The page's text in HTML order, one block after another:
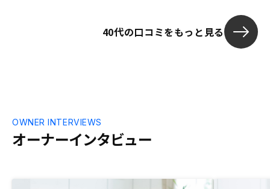
40代の口コミをもっと見る
オーナーインタビュー
OWNER INTERVIEWS